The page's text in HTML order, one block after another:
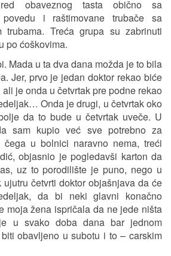
obaveznog tasta obično sa
povedu i raštimovane trubače sa
trubama. Treća grupa su zabrinuti
po ćoškovima.
Mada u ta dva dana možda je to bila
Jer, prvo je jedan doktor rekao biće
je onda u četvrtak pre podne rekao
Onda je drugi, u četvrtak oko
da to bude u četvrtak uveče. U
sam kupio već sve potrebno za
čega u bolnici naravno nema, treći
objasnio je pogledavši karton da
uz to porodilište je puno, nego u
ujutru četvrti doktor objašnjava da će
da bi neki glavni konačno
moja žena ispričala da ne jede ništa
u svako doba dana bar jednom
obavljeno u subotu i to – carskim